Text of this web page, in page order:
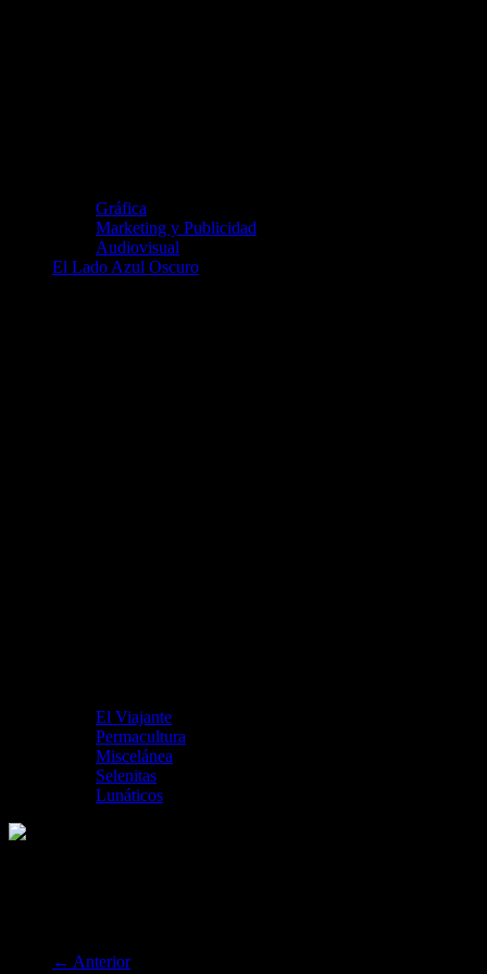
Gráfica
Marketing y Publicidad
Audiovisual
El Lado Azul Oscuro
El Viajante
Permacultura
Miscelánea
Selenitas
Lunáticos
← Anterior